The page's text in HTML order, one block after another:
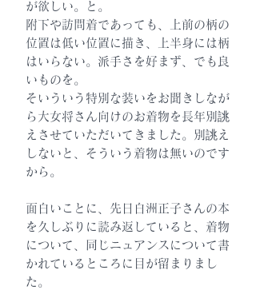
が欲しい。と。
附下や訪問着であっても、上前の柄の
位置は低い位置に描き、上半身には柄
はいらない。派手さを好まず、でも良
いものを。
そいういう特別な装いをお聞きしなが
ら大女将さん向けのお着物を長年別誂
えさせていただいてきました。別誂え
しないと、そういう着物は無いのです
から。
面白いことに、先日白洲正子さんの本
を久しぶりに読み返していると、着物
について、同じニュアンスについて書
かれているところに目が留まりまし
た。